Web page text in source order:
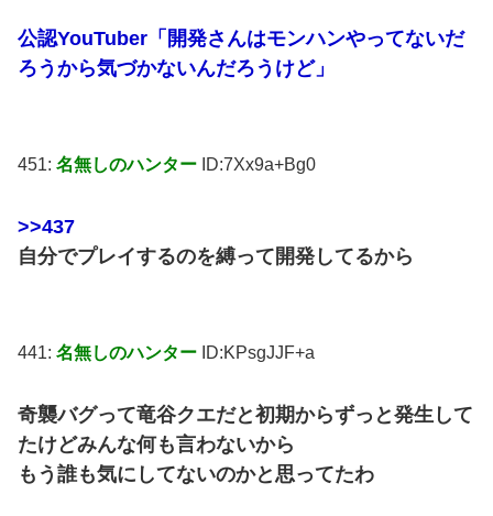
公認YouTuber「開発さんはモンハンやってないだ
ろうから気づかないんだろうけど」
451: 名無しのハンター ID:7Xx9a+Bg0
>>437
自分でプレイするのを縛って開発してるから
441: 名無しのハンター ID:KPsgJJF+a
奇襲バグって竜谷クエだと初期からずっと発生して
たけどみんな何も言わないから
もう誰も気にしてないのかと思ってたわ